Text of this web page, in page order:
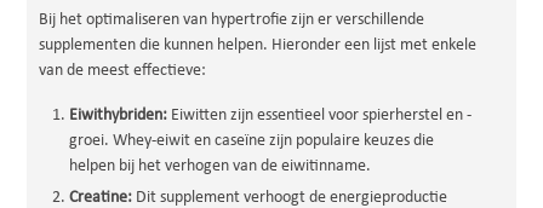
Bij het optimaliseren van hypertrofie zijn er verschillende
supplementen die kunnen helpen. Hieronder een lijst met enkele
van de meest effectieve:
Eiwithybriden: Eiwitten zijn essentieel voor spierherstel en -
groei. Whey-eiwit en caseïne zijn populaire keuzes die
helpen bij het verhogen van de eiwitinname.
Creatine: Dit supplement verhoogt de energieproductie